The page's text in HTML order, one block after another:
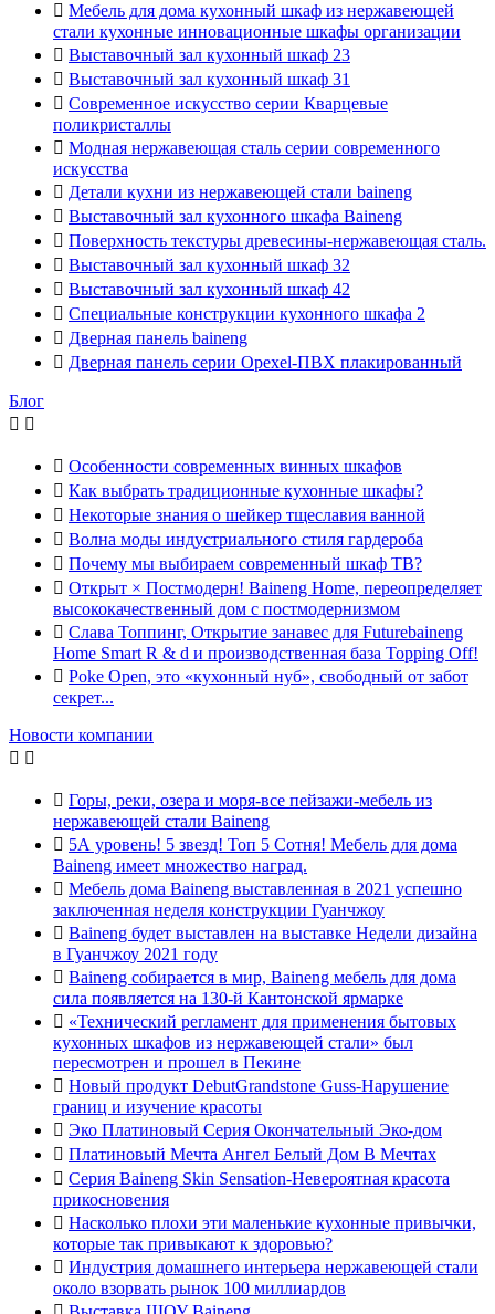
 Мебель для дома кухонный шкаф из нержавеющей
стали кухонные инновационные шкафы организации
 Выставочный зал кухонный шкаф 23
 Выставочный зал кухонный шкаф 31
 Современное искусство серии Кварцевые
поликристаллы
 Модная нержавеющая сталь серии современного
искусства
 Детали кухни из нержавеющей стали baineng
 Выставочный зал кухонного шкафа Baineng
 Поверхность текстуры древесины-нержавеющая сталь.
 Выставочный зал кухонный шкаф 32
 Выставочный зал кухонный шкаф 42
 Специальные конструкции кухонного шкафа 2
 Дверная панель baineng
 Дверная панель серии Opexel-ПВХ плакированный
Блог
 
 Особенности современных винных шкафов
 Как выбрать традиционные кухонные шкафы?
 Некоторые знания о шейкер тщеславия ванной
 Волна моды индустриального стиля гардероба
 Почему мы выбираем современный шкаф ТВ?
 Открыт × Постмодерн! Baineng Home, переопределяет
высококачественный дом с постмодернизмом
 Слава Топпинг, Открытие занавес для Futurebaineng
Home Smart R & d и производственная база Topping Off!
 Poke Open, это «кухонный нуб», свободный от забот
секрет...
Новости компании
 
 Горы, реки, озера и моря-все пейзажи-мебель из
нержавеющей стали Baineng
 5А уровень! 5 звезд! Топ 5 Сотня! Мебель для дома
Baineng имеет множество наград.
 Мебель дома Baineng выставленная в 2021 успешно
заключенная неделя конструкции Гуанчжоу
 Baineng будет выставлен на выставке Недели дизайна
в Гуанчжоу 2021 году
 Baineng собирается в мир, Baineng мебель для дома
сила появляется на 130-й Кантонской ярмарке
 «Технический регламент для применения бытовых
кухонных шкафов из нержавеющей стали» был
пересмотрен и прошел в Пекине
 Новый продукт DebutGrandstone Guss-Нарушение
границ и изучение красоты
 Эко Платиновый Серия Окончательный Эко-дом
 Платиновый Мечта Ангел Белый Дом В Мечтах
 Серия Baineng Skin Sensation-Невероятная красота
прикосновения
 Насколько плохи эти маленькие кухонные привычки,
которые так привыкают к здоровью?
 Индустрия домашнего интерьера нержавеющей стали
около взорвать рынок 100 миллиардов